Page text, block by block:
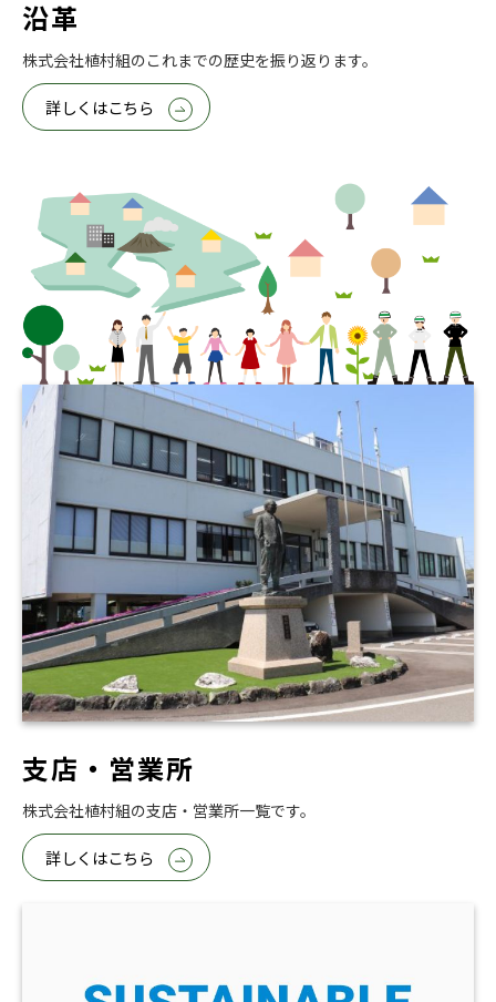
沿革
株式会社植村組のこれまでの歴史を振り返ります。
詳しくはこちら
支店・営業所
株式会社植村組の支店・営業所一覧です。
詳しくはこちら